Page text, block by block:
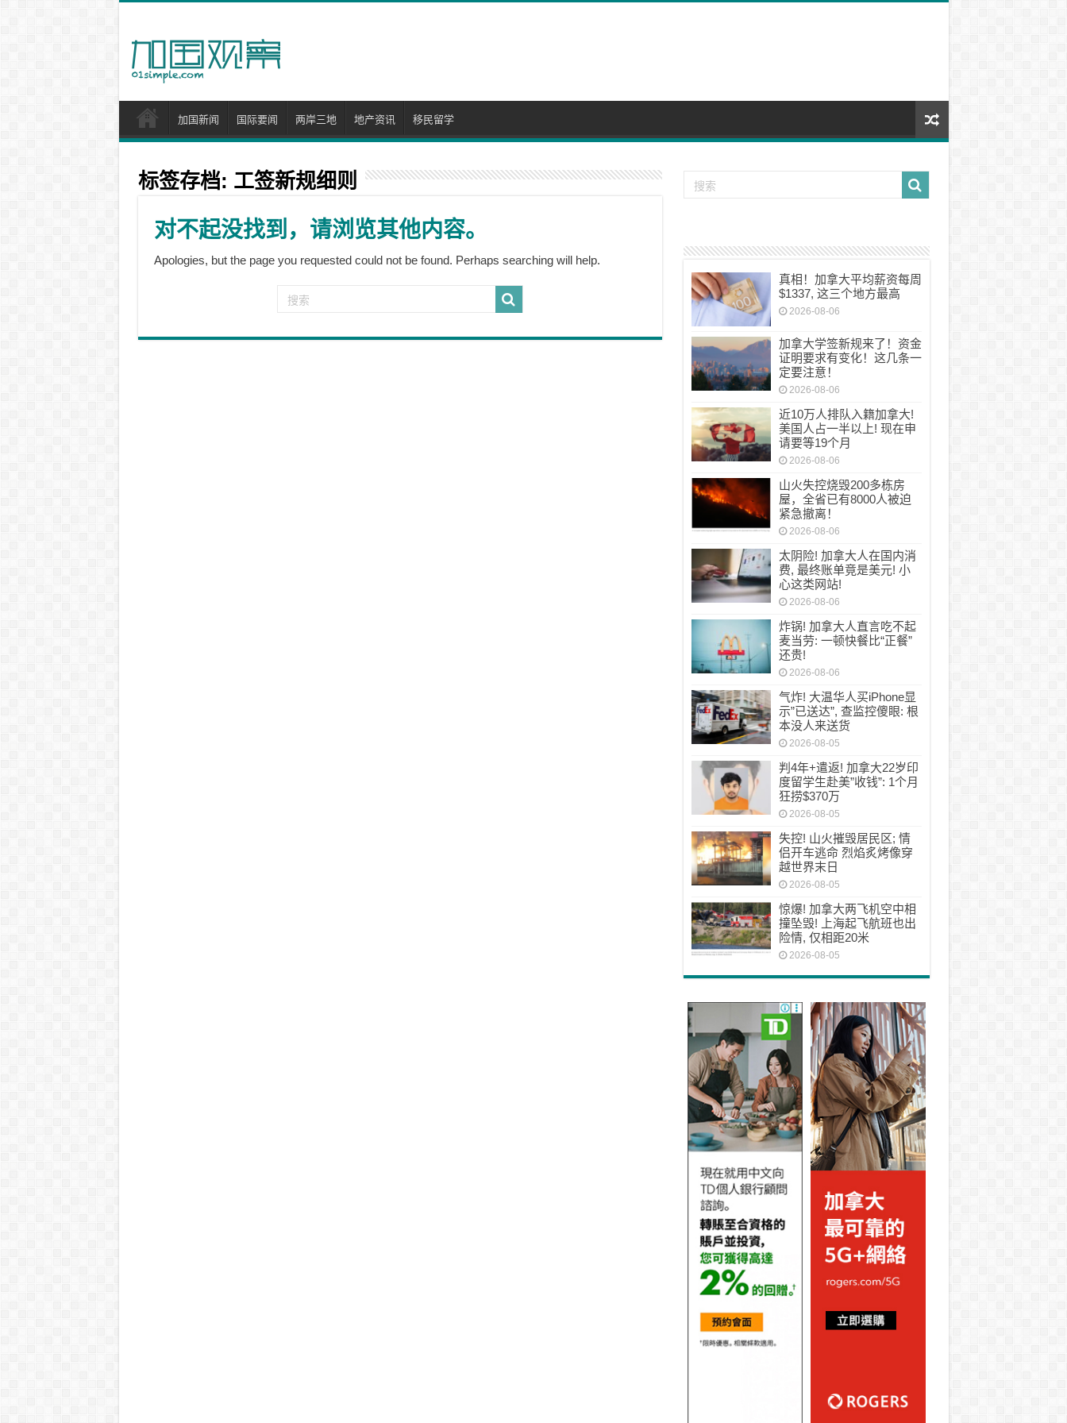
加国新闻 国际要闻 两岸三地 地产资讯 移民留学
标签存档: 工签新规细则
对不起没找到，请浏览其他内容。
Apologies, but the page you requested could not be found. Perhaps searching will help.
真相！加拿大平均薪资每周
$1337, 这三个地方最高
2026-08-06
加拿大学签新规来了！资金
证明要求有变化！这几条一
定要注意！
2026-08-06
近10万人排队入籍加拿大!
美国人占一半以上! 现在申
请要等19个月
2026-08-06
山火失控烧毁200多栋房
屋，全省已有8000人被迫
紧急撤离！
2026-08-06
太阴险! 加拿大人在国内消
费, 最终账单竟是美元! 小
心这类网站!
2026-08-06
炸锅! 加拿大人直言吃不起
麦当劳: 一顿快餐比“正餐”
还贵!
2026-08-06
气炸! 大温华人买iPhone显
示”已送达”, 查监控傻眼: 根
本没人来送货
2026-08-05
判4年+遣返! 加拿大22岁印
度留学生赴美”收钱”: 1个月
狂捞$370万
2026-08-05
失控! 山火摧毁居民区; 情
侣开车逃命 烈焰炙烤像穿
越世界末日
2026-08-05
惊爆! 加拿大两飞机空中相
撞坠毁! 上海起飞航班也出
险情, 仅相距20米
2026-08-05